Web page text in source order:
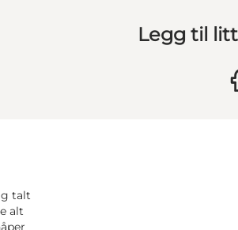
Legg til
talt
alt